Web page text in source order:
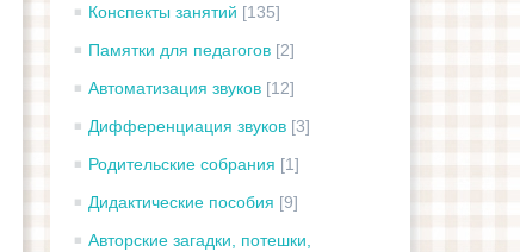
Конспекты занятий [135]
Памятки для педагогов [2]
Автоматизация звуков [12]
Дифференциация звуков [3]
Родительские собрания [1]
Дидактические пособия [9]
Авторские загадки, потешки,